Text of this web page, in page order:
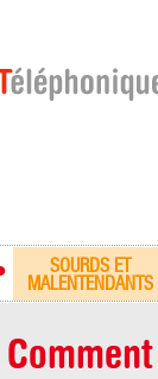
SOURDS ET
MALENTENDANTS